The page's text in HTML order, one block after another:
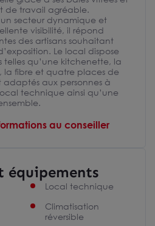
de travail agréable.
secteur dynamique et
visibilité, il répond
des artisans souhaitant
Le local dispose
telles qu’une kitchenette, la
la fibre et quatre places de
adaptés aux personnes à
technique ainsi qu’une
au conseiller
équipements
Local technique
Climatisation
réversible